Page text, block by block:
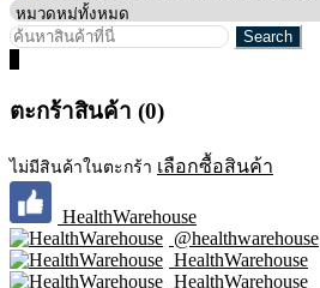
ตะกร้าสินค้า (0)
ไม่มีสินค้าในตะกร้า เลือกซื้อสินค้า
HealthWarehouse
@healthwarehouse
HealthWarehouse
HealthWarehouse